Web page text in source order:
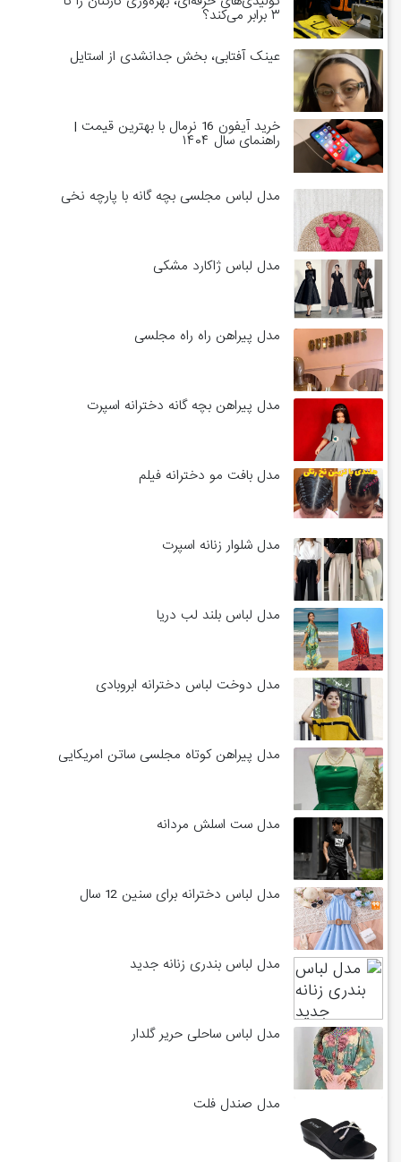
۳ برابر می‌کند؟
عینک آفتابی، بخش جدانشدی از استایل
خرید آیفون 16 نرمال با بهترین قیمت |
راهنمای سال ۱۴۰۴
مدل لباس مجلسی بچه گانه با پارچه نخی
مدل لباس ژاکارد مشکی
مدل پیراهن راه راه مجلسی
مدل پیراهن بچه گانه دخترانه اسپرت
مدل بافت مو دخترانه فیلم
مدل شلوار زنانه اسپرت
مدل لباس بلند لب دریا
مدل دوخت لباس دخترانه ابروبادی
مدل پیراهن کوتاه مجلسی ساتن امریکایی
مدل ست اسلش مردانه
مدل لباس دخترانه برای سنین 12 سال
مدل لباس بندری زنانه جدید
مدل لباس ساحلی حریر گلدار
مدل صندل فلت